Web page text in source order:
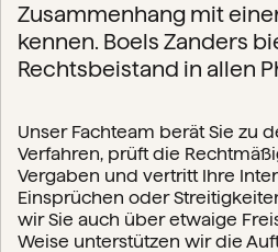
Zusammenhang mit
kennen. Boels Zanders
Rechtsbeistand in allen
Unser Fachteam berät Sie zu
Verfahren, prüft die
Vergaben und vertritt Ihre
Einsprüchen oder
wir Sie auch über etwaige
Weise unterstützen wir die